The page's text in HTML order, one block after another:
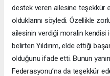
destek veren ailesine teşekkür
olduklarını söyledi. Özellikle
ailesinin verdiği moralin
belirten Yıldırım, elde ettiği
olduğunu ifade etti. Bunun
Federasyonu’na da teşekkür